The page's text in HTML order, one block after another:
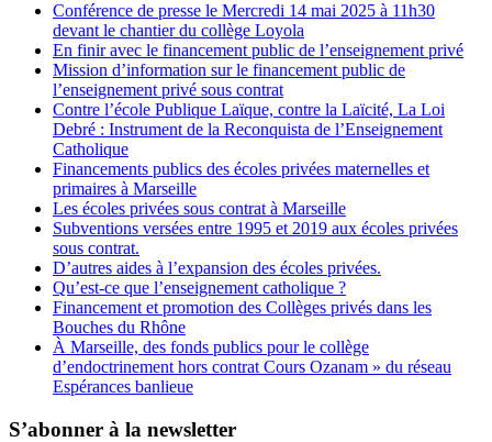
Conférence de presse le Mercredi 14 mai 2025 à 11h30
devant le chantier du collège Loyola
En finir avec le financement public de l’enseignement privé
Mission d’information sur le financement public de
l’enseignement privé sous contrat
Contre l’école Publique Laïque, contre la Laïcité, La Loi
Debré : Instrument de la Reconquista de l’Enseignement
Catholique
Financements publics des écoles privées maternelles et
primaires à Marseille
Les écoles privées sous contrat à Marseille
Subventions versées entre 1995 et 2019 aux écoles privées
sous contrat.
D’autres aides à l’expansion des écoles privées.
Qu’est-ce que l’enseignement catholique ?
Financement et promotion des Collèges privés dans les
Bouches du Rhône
À Marseille, des fonds publics pour le collège
d’endoctrinement hors contrat Cours Ozanam » du réseau
Espérances banlieue
S’abonner à la newsletter